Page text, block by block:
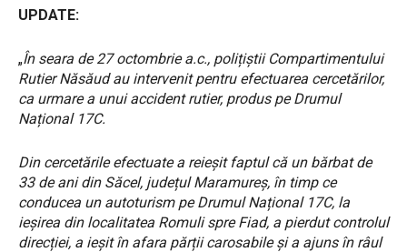
UPDATE:
„În seara de 27 octombrie a.c., polițiștii Compartimentului
Rutier Năsăud au intervenit pentru efectuarea cercetărilor,
ca urmare a unui accident rutier, produs pe Drumul
Național 17C.
Din cercetările efectuate a reieșit faptul că un bărbat de
33 de ani din Săcel, județul Maramureș, în timp ce
conducea un autoturism pe Drumul Național 17C, la
ieșirea din localitatea Romuli spre Fiad, a pierdut controlul
direcției, a ieșit în afara părții carosabile și a ajuns în râul